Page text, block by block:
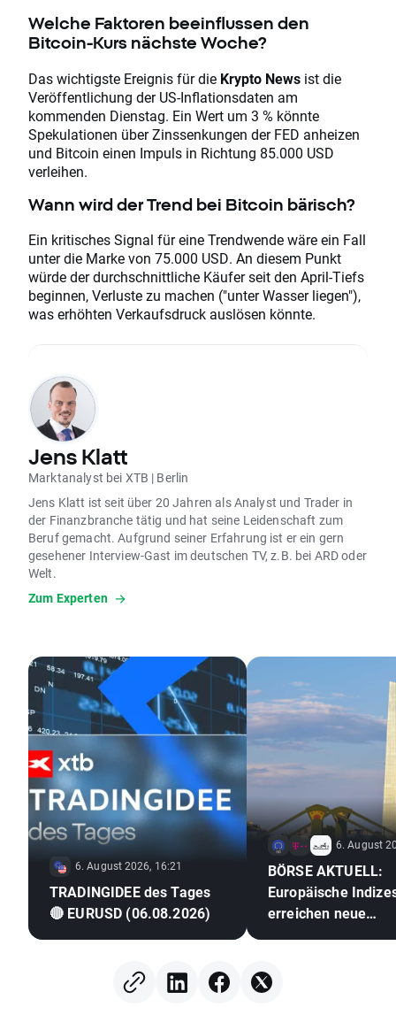
Welche Faktoren beeinflussen den
Bitcoin-Kurs nächste Woche?
Das wichtigste Ereignis für die Krypto News ist die
Veröffentlichung der US-Inflationsdaten am
kommenden Dienstag. Ein Wert um 3 % könnte
Spekulationen über Zinssenkungen der FED anheizen
und Bitcoin einen Impuls in Richtung 85.000 USD
verleihen.
Wann wird der Trend bei Bitcoin bärisch?
Ein kritisches Signal für eine Trendwende wäre ein Fall
unter die Marke von 75.000 USD. An diesem Punkt
würde der durchschnittliche Käufer seit den April-Tiefs
beginnen, Verluste zu machen ("unter Wasser liegen"),
was erhöhten Verkaufsdruck auslösen könnte.
Jens Klatt
Marktanalyst bei XTB | Berlin
Jens Klatt ist seit über 20 Jahren als Analyst und Trader in
der Finanzbranche tätig und hat seine Leidenschaft zum
Beruf gemacht. Aufgrund seiner Erfahrung ist er ein gern
gesehener Interview-Gast im deutschen TV, z.B. bei ARD oder
Welt.
Zum Experten
6. August 2026, 16:21
TRADINGIDEE des Tages
🔴 EURUSD (06.08.2026)
6. August
BÖRSE AKTUELL:
Europäische
erreichen neue